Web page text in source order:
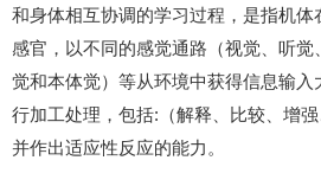
和身体相互协调的学习过程，是指机体
感官，以不同的感觉通路（视觉、听觉
觉和本体觉）等从环境中获得信息输
行加工处理，包括:（解释、比较、增
并作出适应性反应的能力。